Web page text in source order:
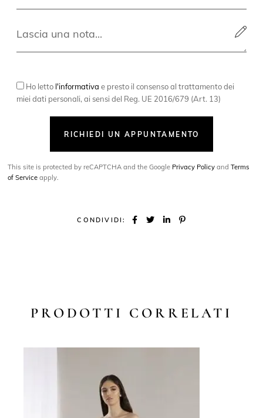
Ho letto l'informativa e presto il consenso al trattamento dei
miei dati personali, ai sensi del Reg. UE 2016/679 (Art. 13)
RICHIEDI UN APPUNTAMENTO
This site is protected by reCAPTCHA and the Google Privacy Policy andTerms
of Service apply.
CONDIVIDI:
PRODOTTI CORRELATI